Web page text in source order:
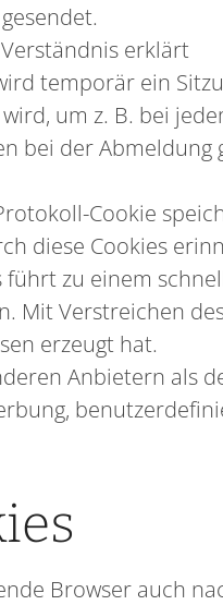
erklärt
temporär ein
um z. B. bei
bei der
Cookie
diese Cookies
zu einem
Mit Verstreichen
erzeugt hat.
Anbietern als
Browser auch